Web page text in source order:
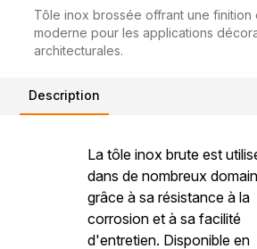
Tôle inox brossée offrant une finition
moderne pour les applications
architecturales.
Description
La tôle inox brute est
dans de nombreux
grâce à sa résistance à la
corrosion et à sa facilité
d'entretien. Disponible en